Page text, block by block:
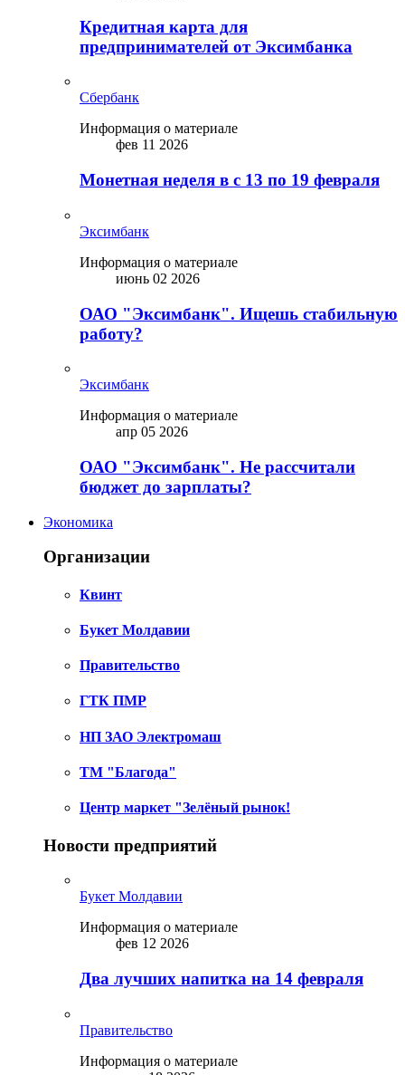
Кредитная карта для
предпринимателей от Эксимбанка
Сбербанк
Информация о материале
фев 11 2026
Монетная неделя в с 13 по 19 февраля
Эксимбанк
Информация о материале
июнь 02 2026
ОАО "Эксимбанк". Ищешь стабильную
работу?
Эксимбанк
Информация о материале
апр 05 2026
ОАО "Эксимбанк". Не рассчитали
бюджет до зарплаты?
Экономика
Организации
Квинт
Букет Молдавии
Правительство
ГТК ПМР
НП ЗАО Электромаш
ТМ "Благода"
Центр маркет "Зелёный рынок!
Новости предприятий
Букет Молдавии
Информация о материале
фев 12 2026
Два лучших напитка на 14 февраля
Правительство
Информация о материале